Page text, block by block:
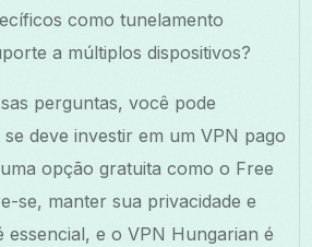
como tunelamento
a múltiplos dispositivos?
perguntas, você pode
deve investir em um VPN pago
opção gratuita como o Free
se, manter sua privacidade e
essencial, e o VPN Hungarian é